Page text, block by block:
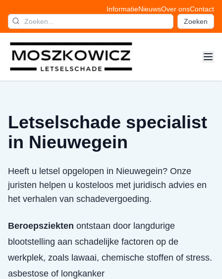
InformatieNieuwsOver onsContact
Zoeken
Letselschade specialist
in Nieuwegein
Heeft u letsel opgelopen in Nieuwegein? Onze
juristen helpen u kosteloos met juridisch advies en
het verhalen van schadevergoeding.
Beroepsziekten ontstaan door langdurige
blootstelling aan schadelijke factoren op de
werkplek, zoals lawaai, chemische stoffen of stress.
asbestose of longkanker